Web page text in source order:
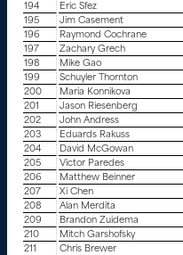
194
Eric Sfez
195
Jim Casement
196
Raymond Cochrane
197
Zachary Grech
198
Mike Gao
199
Schuyler Thornton
200
Maria Konnikova
201
Jason Riesenberg
202
John Andress
203
Eduards Rakuss
204
David McGowan
205
Victor Paredes
206
Matthew Beinner
207
Xi Chen
208
Alan Merdita
209
Brandon Zuidema
210
Mitch Garshofsky
211
Chris Brewer